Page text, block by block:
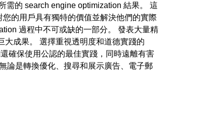
需的 search engine optimization 結果。 這
的用戶具有獨特的價值並解決他們的實際
過程中不可或缺的一部分。 發表大量精
成果。 選擇重視透明度和道德實踐的
確保使用公認的最佳實踐，同時遠離有害
論是轉換優化、搜尋和展示廣告、電子郵